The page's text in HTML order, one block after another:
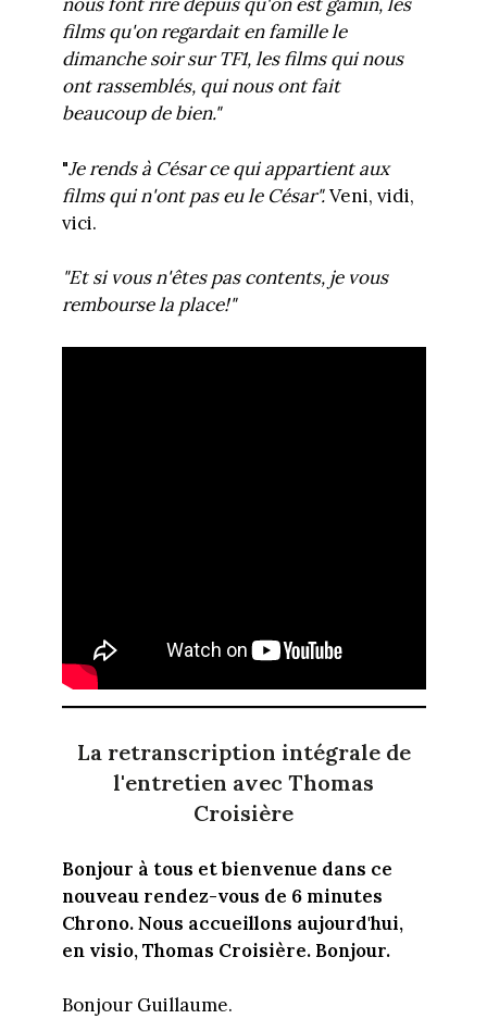
nous font rire depuis qu'on est gamin, les
films qu'on regardait en famille le
dimanche soir sur TF1, les films qui nous
ont rassemblés, qui nous ont fait
beaucoup de bien."
"Je rends à César ce qui appartient aux
films qui n'ont pas eu le César".Veni, vidi,
vici.
"Et si vous n'êtes pas contents, je vous
rembourse la place!"
La retranscription intégrale de
l'entretien avec Thomas
Croisière
Bonjour à tous et bienvenue dans ce
nouveau rendez-vous de 6 minutes
Chrono. Nous accueillons aujourd'hui,
en visio, Thomas Croisière. Bonjour.
Bonjour Guillaume.